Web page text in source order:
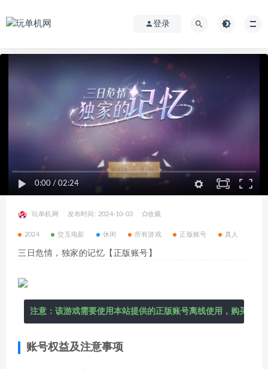
登录
0:00 / 02:24
玩单机网 发布时间: 2024-10-03 收藏
2024 交互电影 休闲 所有游戏 正版账号 真人
三日危情，独家的记忆【正版账号】
注意：该游戏需要使用本站提供的正版账号离线使用，购买后
账号权益及注意事项